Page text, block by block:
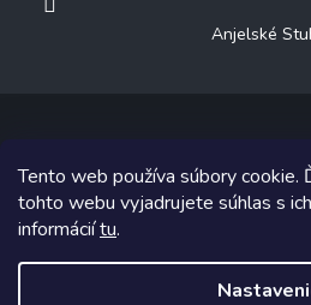
Tento web používa súbory cookie.
tohto webu vyjadrujete súhlas s
informáciítu.
Anjelské
Copyright 2026Anjelské Stuhy.
Grafický návrh vytvoril a na Shoptet